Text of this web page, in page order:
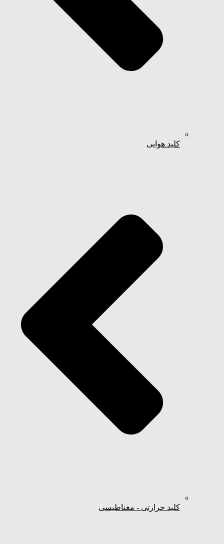
کلید هوایی
کلید حرارتی - مغناطیسی